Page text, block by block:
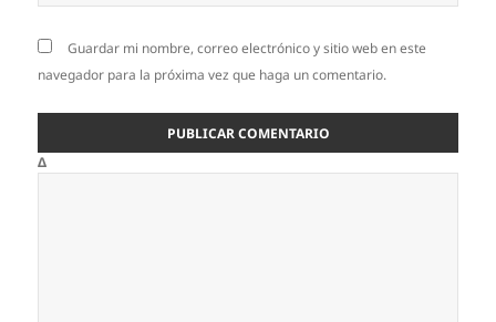
Guardar mi nombre, correo electrónico y sitio web en este
navegador para la próxima vez que haga un comentario.
Δ